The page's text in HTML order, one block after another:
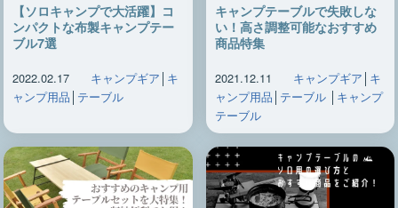
【ソロキャンプで大活躍】コ
ンパクトな布製キャンプテー
ブル7選
2022.02.17 キャンプギア │ キ
ャンプ用品 │ テーブル
キャンプテーブルで失敗しな
い！高さ調整可能なおすすめ
商品特集
2021.12.11 キャンプギア │ キ
ャンプ用品 │ テーブル│ キャンプ
テーブル